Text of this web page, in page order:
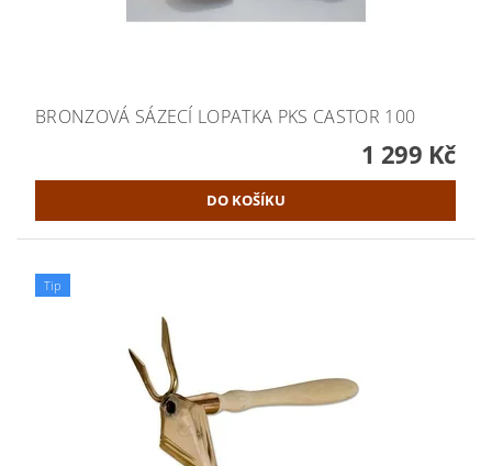
BRONZOVÁ SÁZECÍ LOPATKA PKS CASTOR 100
1 299 Kč
Tip